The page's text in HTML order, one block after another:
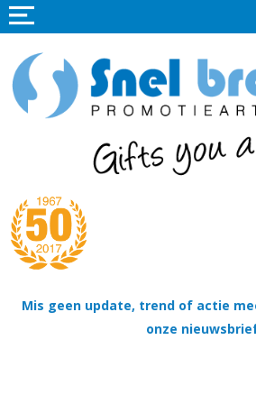
Mis geen update, trend of actie
onze
Home
Promotieartikelen
Tassen
Thema's